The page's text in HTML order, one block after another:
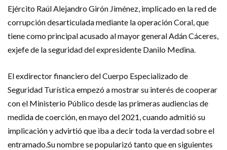
Ejército Raúl Alejandro Girón Jiménez, implicado en la red de
corrupción desarticulada mediante la operación Coral, que
tiene como principal acusado al mayor general Adán Cáceres,
exjefe de la seguridad del expresidente Danilo Medina.
El exdirector financiero del Cuerpo Especializado de
Seguridad Turística empezó a mostrar su interés de cooperar
con el Ministerio Público desde las primeras audiencias de
medida de coerción, en mayo del 2021, cuando admitió su
implicación y advirtió que iba a decir toda la verdad sobre el
entramado.Su nombre se popularizó tanto que en siguientes